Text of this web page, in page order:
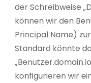
der Schreibweise
können wir den
Principal Name)
Standard könnte
konfigurieren wir